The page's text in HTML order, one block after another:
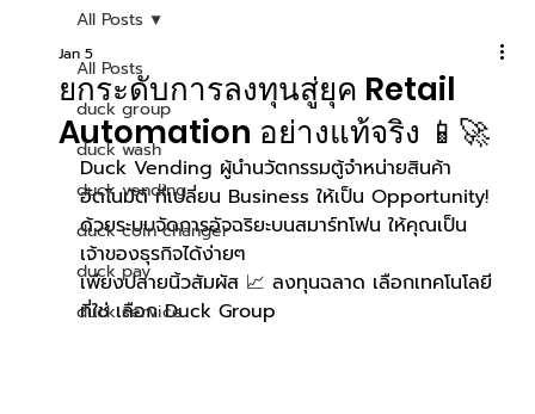
All Posts
duck group
duck wash
duck vending
duck coin changer
duck pay
duck service
All Posts
ยกระดับการลงทุนสู่ยุค Retail
Automation อย่างแท้จริง 📱🚀
Jan 5
Duck Vending ผู้นำนวัตกรรมตู้จำหน่ายสินค้า
อัตโนมัติ ที่เปลี่ยน Business ให้เป็น Opportunity!
ด้วยระบบจัดการอัจฉริยะบนสมาร์ทโฟน ให้คุณเป็น
เจ้าของธุรกิจได้ง่ายๆ
เพียงปลายนิ้วสัมผัส 📈 ลงทุนฉลาด เลือกเทคโนโลยี
ที่ใช่ เลือก Duck Group